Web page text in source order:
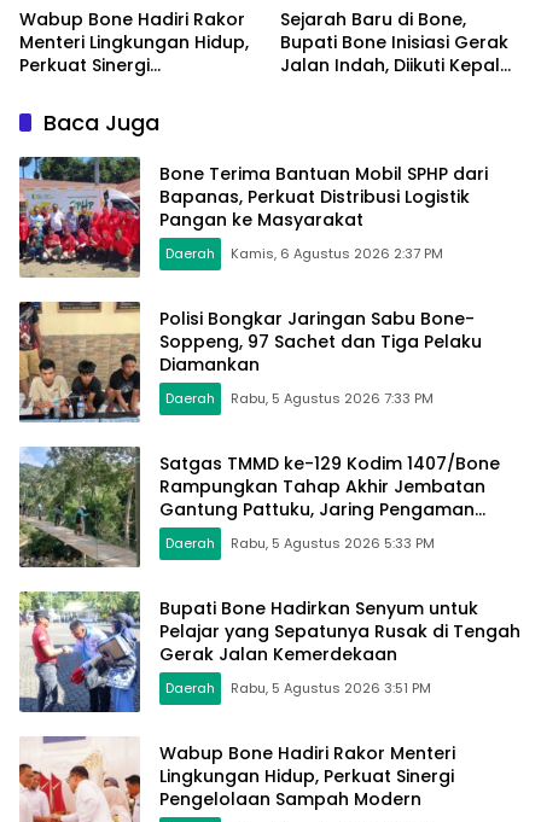
Wabup Bone Hadiri Rakor
Menteri Lingkungan Hidup,
Perkuat Sinergi
Modern
Sejarah Baru di Bone,
Bupati Bone Inisiasi Gerak
Jalan Indah, Diikuti Kepala
Baca Juga
Bone Terima Bantuan Mobil SPHP dari
Bapanas, Perkuat Distribusi Logistik
Pangan ke Masyarakat
Daerah Kamis, 6 Agustus 2026 2:37 PM
Polisi Bongkar Jaringan Sabu Bone-
Soppeng, 97 Sachet dan Tiga Pelaku
Diamankan
Daerah Rabu, 5 Agustus 2026 7:33 PM
Satgas TMMD ke-129 Kodim 1407/Bone
Rampungkan Tahap Akhir Jembatan
Gantung Pattuku, Jaring Pengaman
Mulai Terpasang
Daerah Rabu, 5 Agustus 2026 5:33 PM
Bupati Bone Hadirkan Senyum untuk
Pelajar yang Sepatunya Rusak di Tengah
Gerak Jalan Kemerdekaan
Daerah Rabu, 5 Agustus 2026 3:51 PM
Wabup Bone Hadiri Rakor Menteri
Lingkungan Hidup, Perkuat Sinergi
Pengelolaan Sampah Modern